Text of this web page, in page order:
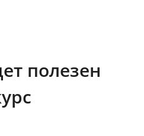
полезен